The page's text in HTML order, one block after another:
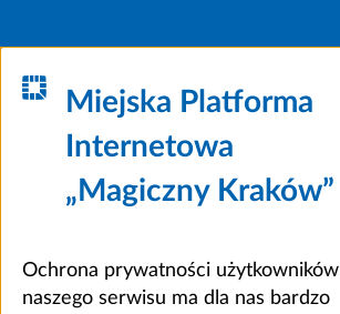
Miejska Platforma
Internetowa
„Magiczny Kraków”
Ochrona prywatności użytkowników
naszego serwisu ma dla nas bardzo